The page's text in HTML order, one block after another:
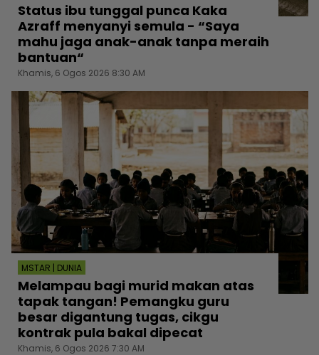
Status ibu tunggal punca Kaka
Azraff menyanyi semula - “Saya
mahu jaga anak-anak tanpa meraih
bantuan“
Khamis, 6 Ogos 2026 8:30 AM
MSTAR | DUNIA
Melampau bagi murid makan atas
tapak tangan! Pemangku guru
besar digantung tugas, cikgu
kontrak pula bakal dipecat
Khamis, 6 Ogos 2026 7:30 AM